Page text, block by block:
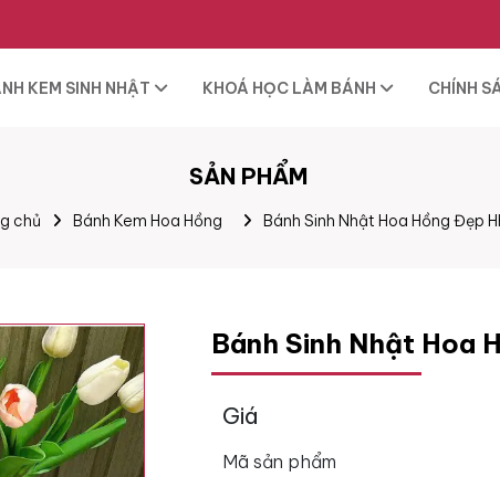
KEM SINH NHẬT KHOÁ HỌC LÀM BÁNH CHÍNH
SẢN PHẨM
chủ Bánh Kem Hoa Hồng Bánh Sinh Nhật Hoa Hồng Đẹp
Bánh Sinh Nhật Hoa
Giá
Mã sản phẩm